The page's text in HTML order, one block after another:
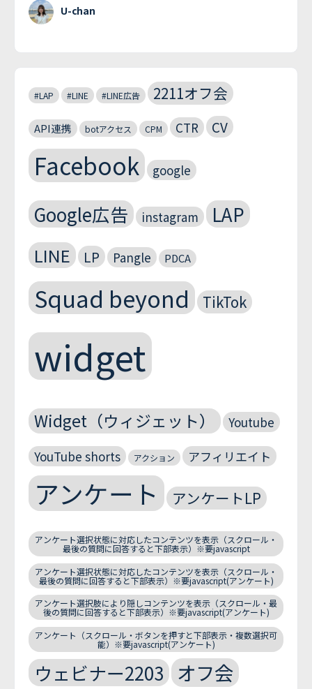
U-chan
#LAP #LINE #LINE広告 2211オフ会
API連携 botアクセス CPM CTR CV
Facebook google
Google広告 instagram LAP
LINE LP Pangle PDCA
Squad beyond TikTok
widget
Widget（ウィジェット）
Youtube
YouTube shorts
アクション アフィリエイト
アンケート アンケートLP
アンケート選択状態に対応したコンテンツを表示（スクロール・
最後の質問に回答すると下部表示）※要javascript
アンケート選択状態に対応したコンテンツを表示（スクロール・
最後の質問に回答すると下部表示）※要javascript(アンケート)
アンケート選択肢により隠しコンテンツを表示（スクロール・最
後の質問に回答すると下部表示）※要javascript(アンケート)
アンケート（スクロール・ボタンを押すと下部表示・複数選択可
能）※要javascript(アンケート)
ウェビナー2203 オフ会